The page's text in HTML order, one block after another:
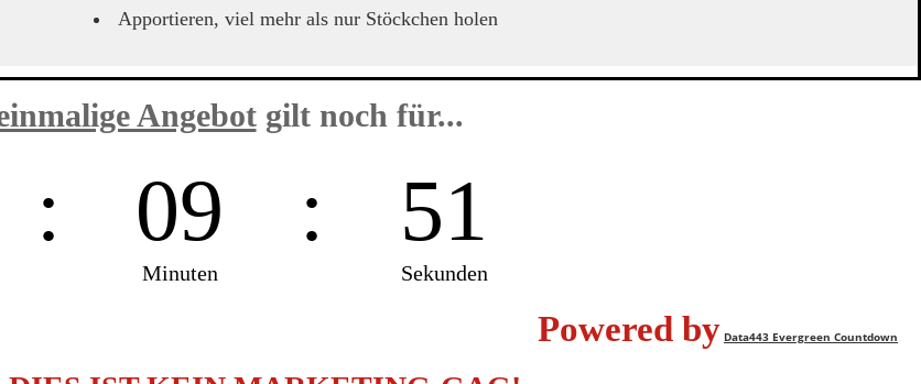
Apportieren, viel mehr als nur Stöckchen holen
Angebotgilt noch für...
: 09
Minuten
: 51
Sekunden
Powered by Data443 Evergreen Countdown